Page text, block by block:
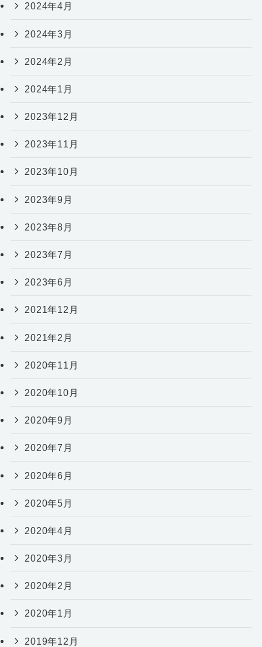
2024年4月
2024年3月
2024年2月
2024年1月
2023年12月
2023年11月
2023年10月
2023年9月
2023年8月
2023年7月
2023年6月
2021年12月
2021年2月
2020年11月
2020年10月
2020年9月
2020年7月
2020年6月
2020年5月
2020年4月
2020年3月
2020年2月
2020年1月
2019年12月